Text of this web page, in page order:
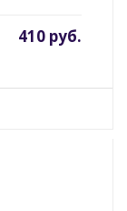
410 руб.